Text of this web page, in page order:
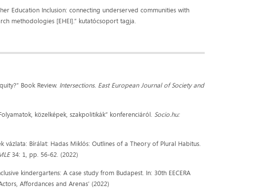
Education Inclusion: connecting underserved communities with
methodologies [EHEI].” kutatócsoport tagja.
Book Review. Intersections. East European Journal of Society and
közelképek, szakpolitikák” konferenciáról. Socio.hu:
Bírálat: Hadas Miklós: Outlines of a Theory of Plural Habitus.
34: 1, pp. 56-62. (2022)
kindergartens: A case study from Budapest. In: 30th EECERA
Affordances and Arenas’ (2022)